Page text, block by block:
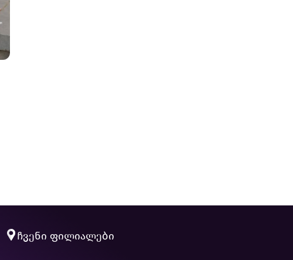
ჩვენი ფილიალები